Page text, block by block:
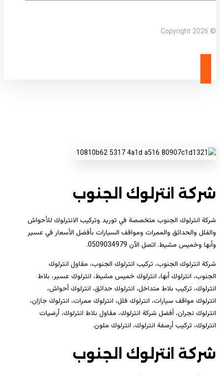
© Copyright 2026
شركة انترلوك الجنوب
شركة انترلوك الجنوب متخصصة في توريد وتركيب الانترلوك للأحواش
والفلل والحدائق والممرات ومواقف السيارات بأفضل الأسعار في عسير
وأبها وخميس مشيط. اتصل الآن 0509034979.
شركة انترلوك الجنوب، تركيب انترلوك الجنوب، مقاول انترلوك
الجنوب، انترلوك أبها، انترلوك خميس مشيط، انترلوك عسير، بلاط
انترلوك، تركيب بلاط متداخل، انترلوك حدائق، انترلوك أحواش،
انترلوك مواقف سيارات، انترلوك فلل، انترلوك ممرات، انترلوك جازان،
انترلوك نجران، أفضل شركة انترلوك، مقاول بلاط انترلوك، أرضيات
انترلوك، تركيب أرصفة انترلوك، انترلوك ملون.
شركة انترلوك الجنوب